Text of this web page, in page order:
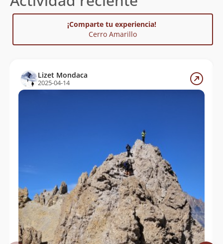
¡Comparte tu experiencia!
Cerro Amarillo
Lizet Mondaca
2025-04-14